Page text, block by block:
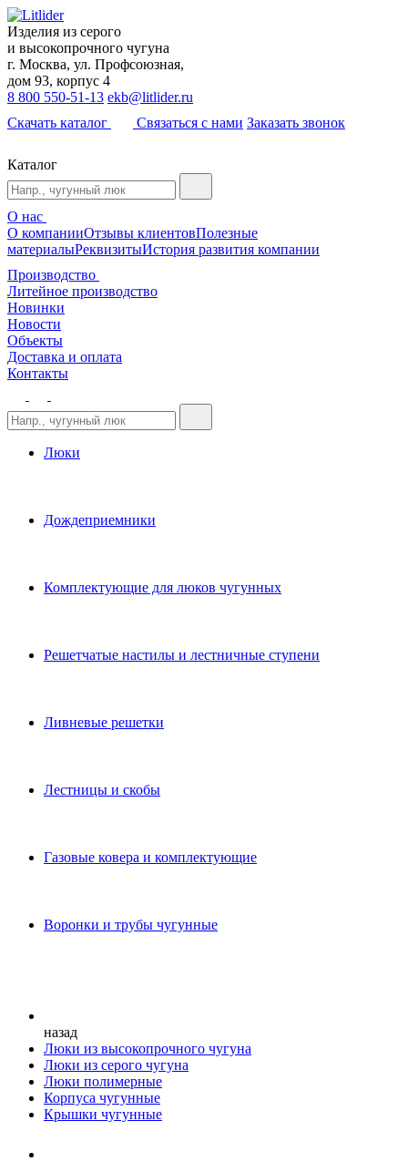
Изделия из серого
и высокопрочного чугуна
г. Москва, ул. Профсоюзная,
дом 93, корпус 4
8 800 550-51-13 ekb@litlider.ru
Скачать каталог
Связаться с нами Заказать звонок
Каталог
О нас
О компанииОтзывы клиентовПолезные
материалыРеквизитыИстория развития компании
Производство
Литейное производство
Новинки
Новости
Объекты
Доставка и оплата
Контакты
Люки
Дождеприемники
Комплектующие для люков чугунных
Решетчатые настилы и лестничные ступени
Ливневые решетки
Лестницы и скобы
Газовые ковера и комплектующие
Воронки и трубы чугунные
назад
Люки из высокопрочного чугуна
Люки из серого чугуна
Люки полимерные
Корпуса чугунные
Крышки чугунные